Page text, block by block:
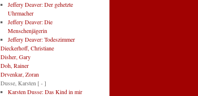
Jeffery Deaver: Der gehetzte
Uhrmacher
Jeffery Deaver: Die
Menschenjägerin
Jeffery Deaver: Todeszimmer
Dieckerhoff, Christiane
Disher, Gary
Doh, Rainer
Drvenkar, Zoran
Dusse, Karsten [ - ]
Karsten Dusse: Das Kind in mir